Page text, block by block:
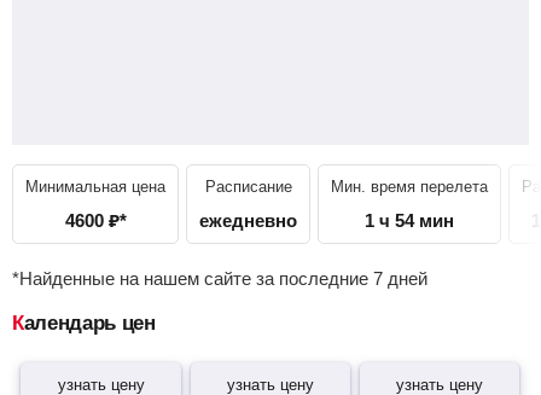
Минимальная цена
4600 ₽*
Расписание
ежедневно
Мин. время перелета
1 ч 54 мин
*Найденные на нашем сайте за последние 7 дней
Календарь цен
узнать цену узнать цену узнать цену